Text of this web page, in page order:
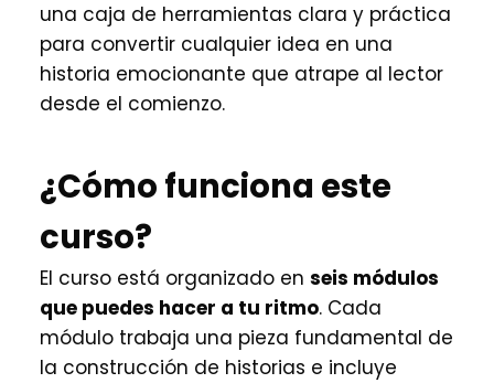
una caja de herramientas clara y práctica
para convertir cualquier idea en una
historia emocionante que atrape al lector
desde el comienzo.
¿Cómo funciona este
curso?
El curso está organizado en seis módulos
que puedes hacer a tu ritmo. Cada
módulo trabaja una pieza fundamental de
la construcción de historias e incluye